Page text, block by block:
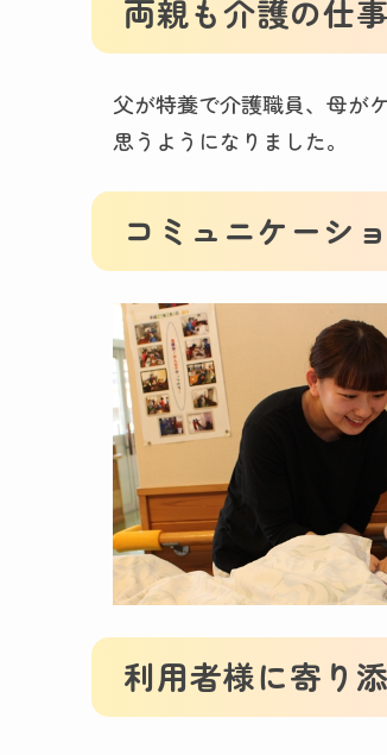
両親も介護の仕
父が特養で介護職員、母が
思うようになりました。
コミュニケーシ
利用者様に寄り